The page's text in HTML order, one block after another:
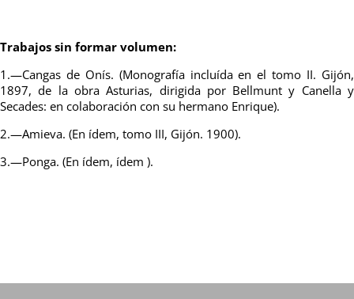
Trabajos sin formar volumen:
1.—Cangas de Onís. (Monografía incluída en el tomo II. Gijón,
1897, de la obra Asturias, dirigida por Bellmunt y Canella y
Secades: en colaboración con su hermano Enrique).
2.—Amieva. (En ídem, tomo III, Gijón. 1900).
3.—Ponga. (En ídem, ídem ).